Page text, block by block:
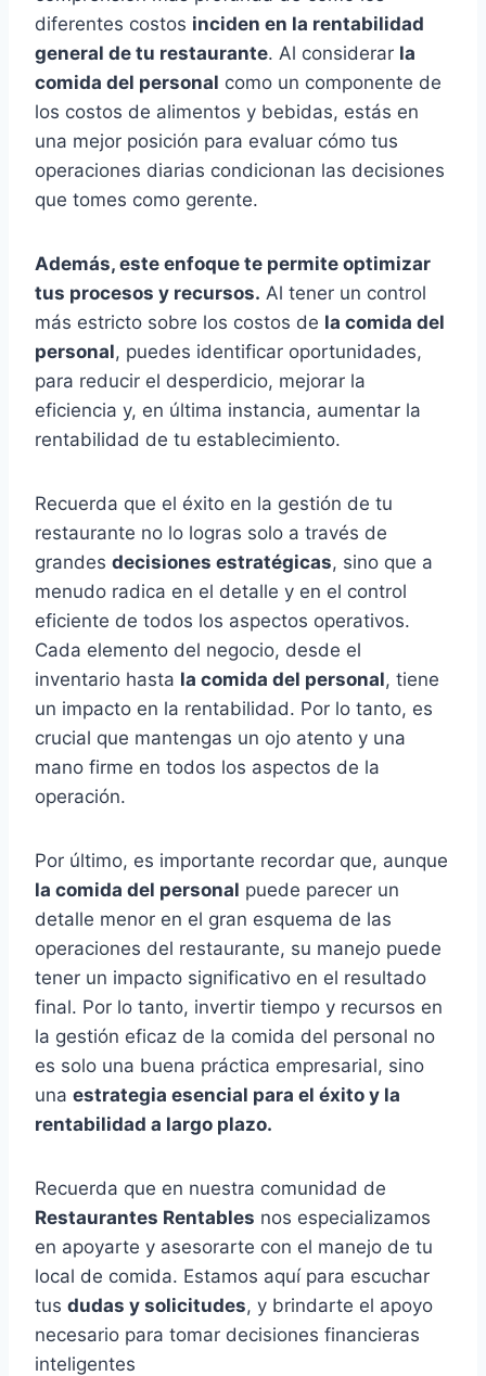
diferentes costos inciden en la rentabilidad
general de tu restaurante. Al considerar la
comida del personal como un componente de
los costos de alimentos y bebidas, estás en
una mejor posición para evaluar cómo tus
operaciones diarias condicionan las decisiones
que tomes como gerente.
Además, este enfoque te permite optimizar
tus procesos y recursos. Al tener un control
más estricto sobre los costos de la comida del
personal, puedes identificar oportunidades,
para reducir el desperdicio, mejorar la
eficiencia y, en última instancia, aumentar la
rentabilidad de tu establecimiento.
Recuerda que el éxito en la gestión de tu
restaurante no lo logras solo a través de
grandes decisiones estratégicas, sino que a
menudo radica en el detalle y en el control
eficiente de todos los aspectos operativos.
Cada elemento del negocio, desde el
inventario hasta la comida del personal, tiene
un impacto en la rentabilidad. Por lo tanto, es
crucial que mantengas un ojo atento y una
mano firme en todos los aspectos de la
operación.
Por último, es importante recordar que, aunque
la comida del personal puede parecer un
detalle menor en el gran esquema de las
operaciones del restaurante, su manejo puede
tener un impacto significativo en el resultado
final. Por lo tanto, invertir tiempo y recursos en
la gestión eficaz de la comida del personal no
es solo una buena práctica empresarial, sino
una estrategia esencial para el éxito y la
rentabilidad a largo plazo.
Recuerda que en nuestra comunidad de
Restaurantes Rentables nos especializamos
en apoyarte y asesorarte con el manejo de tu
local de comida. Estamos aquí para escuchar
tus dudas y solicitudes, y brindarte el apoyo
necesario para tomar decisiones financieras
inteligentes